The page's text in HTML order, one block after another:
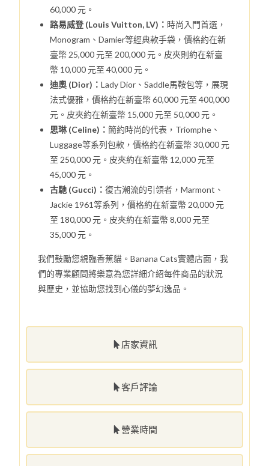
店家資訊
客戶評論
營業時間
60,000 元。
路易威登 (Louis Vuitton, LV)： 時尚入門首選，
Monogram、Damier等經典款手袋，價格約在新
臺幣 25,000 元至 200,000 元。皮夾則約在新臺
幣 10,000 元至 40,000 元。
迪奧 (Dior)：Lady Dior、Saddle馬鞍包等，展現
法式優雅，價格約在新臺幣 60,000 元至 400,000
元。皮夾約在新臺幣 15,000 元至 50,000 元。
思琳 (Celine)： 簡約時尚的代表，Triomphe、
Luggage等系列包款，價格約在新臺幣 30,000 元
至 250,000 元。皮夾約在新臺幣 12,000 元至
45,000 元。
古馳 (Gucci)：復古潮流的引領者，Marmont、
Jackie 1961等系列，價格約在新臺幣 20,000 元
至 180,000 元。皮夾約在新臺幣 8,000 元至
35,000 元。
我們鼓勵您親臨香蕉貓。Banana Cats實體店面，我
們的專業顧問將樂意為您詳細介紹每件商品的狀況
與歷史，並協助您找到心儀的夢幻逸品。